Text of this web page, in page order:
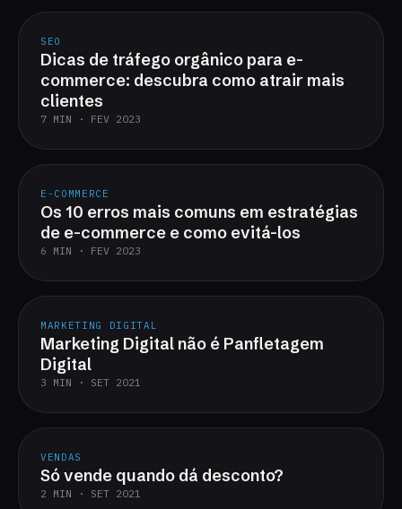
SEO
Dicas de tráfego orgânico para e-
commerce: descubra como atrair mais
clientes
7 MIN · FEV 2023
E-COMMERCE
Os 10 erros mais comuns em estratégias
de e-commerce e como evitá-los
6 MIN · FEV 2023
MARKETING DIGITAL
Marketing Digital não é Panfletagem
Digital
3 MIN · SET 2021
VENDAS
Só vende quando dá desconto?
2 MIN · SET 2021